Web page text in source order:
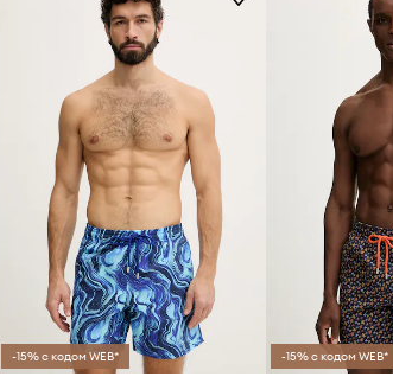
-15% с кодом WEB* -15% с кодом WEB*